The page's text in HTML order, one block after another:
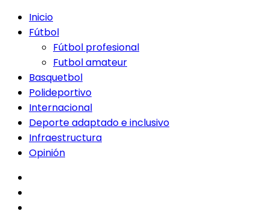
Inicio
Fútbol
Fútbol profesional
Futbol amateur
Basquetbol
Polideportivo
Internacional
Deporte adaptado e inclusivo
Infraestructura
Opinión